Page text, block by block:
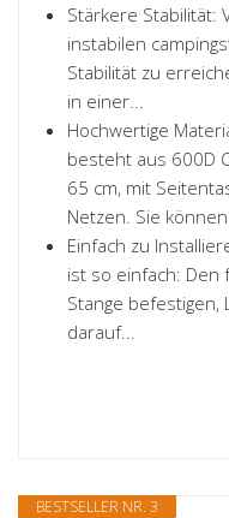
Stärkere Stabilität:
instabilen
Stabilität zu
in einer...
Hochwertige
besteht aus 600D
65 cm, mit
Netzen. Sie können
Einfach zu
ist so einfach: Den
Stange
darauf...
BESTSELLER NR. 3